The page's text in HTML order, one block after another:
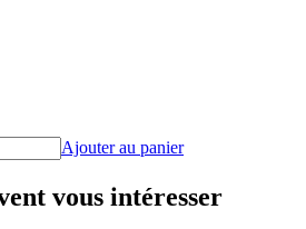
Ajouter au panier
vous intéresser